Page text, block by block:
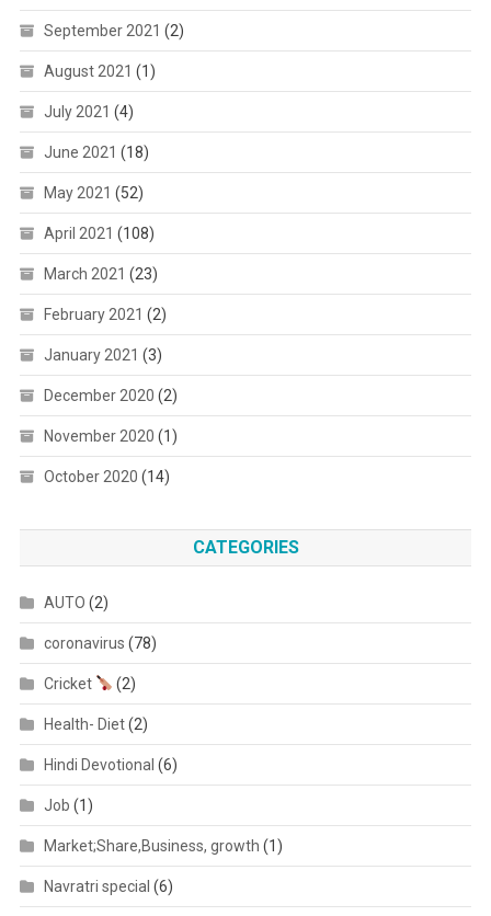
September 2021 (2)
August 2021 (1)
July 2021 (4)
June 2021 (18)
May 2021 (52)
April 2021 (108)
March 2021 (23)
February 2021 (2)
January 2021 (3)
December 2020 (2)
November 2020 (1)
October 2020 (14)
CATEGORIES
AUTO (2)
coronavirus (78)
Cricket (2)
Health- Diet(2)
Hindi Devotional (6)
Job (1)
Market;Share,Business, growth (1)
Navratri special (6)